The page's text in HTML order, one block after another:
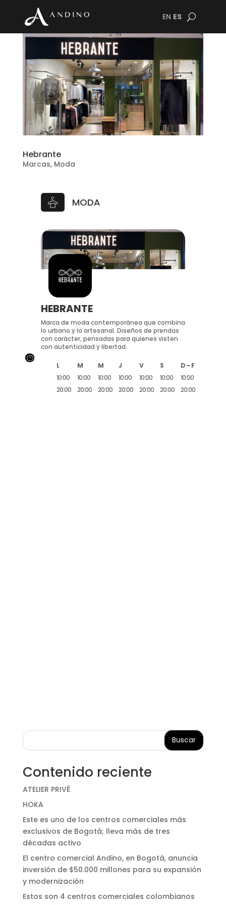
EN ES
Hebrante
Marcas, Moda
MODA
HEBRANTE
Marca de moda contemporánea que combina
lo urbano y lo artesanal. Diseños de prendas
con carácter, pensadas para quienes visten
con autenticidad y libertad.
L M M J V S
D – F
10:00
20:00
10:00
20:00
10:00
20:00
10:00
20:00
10:00
20:00
10:00
20:00
10:00
20:00
}
Buscar
Contenido reciente
ATELIER PRIVÊ
HOKA
Este es uno de los centros comerciales más
exclusivos de Bogotá; lleva más de tres
décadas activo
El centro comercial Andino, en Bogotá, anuncia
inversión de $50.000 millones para su expansión
y modernización
Estos son 4 centros comerciales colombianos